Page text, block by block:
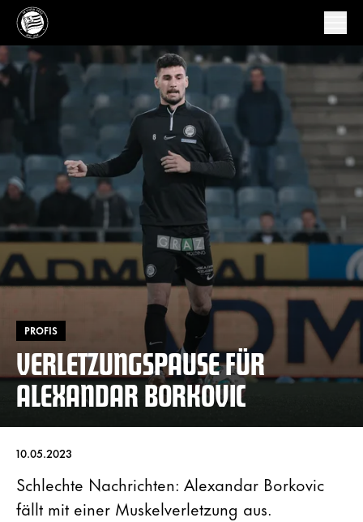
PROFIS
VERLETZUNGSPAUSE FÜR
ALEXANDAR BORKOVIC
10.05.2023
Schlechte Nachrichten: Alexandar Borkovic
fällt mit einer Muskelverletzung aus.